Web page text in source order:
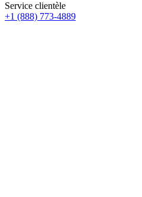
Service clientèle
+1 (888) 773-4889